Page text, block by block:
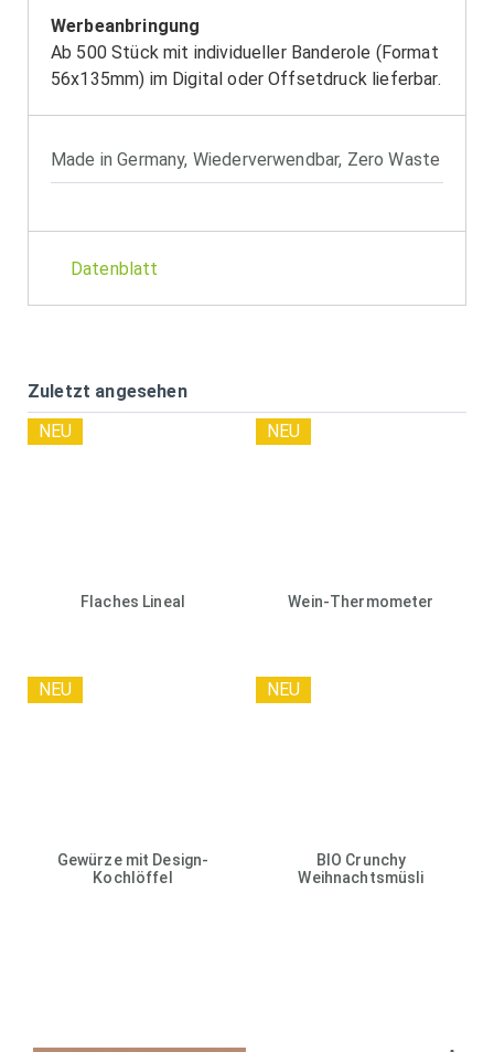
Werbeanbringung
Ab 500 Stück mit individueller Banderole (Format
56x135mm) im Digital oder Offsetdruck lieferbar.
Made in Germany, Wiederverwendbar, Zero Waste
Datenblatt
Zuletzt angesehen
Flaches Lineal
NEU
Wein-Thermometer
NEU
Gewürze mit Design-
Kochlöffel
NEU
BIO Crunchy
Weihnachtsmüsli
NEU